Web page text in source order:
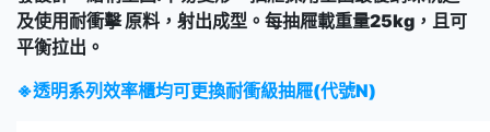
及使用耐衝擊 原料，射出成型。每抽屜載重量25kg，且可
平衡拉出。
※透明系列效率櫃均可更換耐衝級抽屜(代號N)